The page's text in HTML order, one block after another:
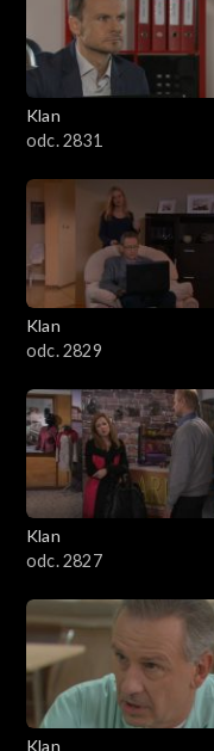
Klan
odc. 2831
Klan
odc. 2829
Klan
odc. 2827
Klan